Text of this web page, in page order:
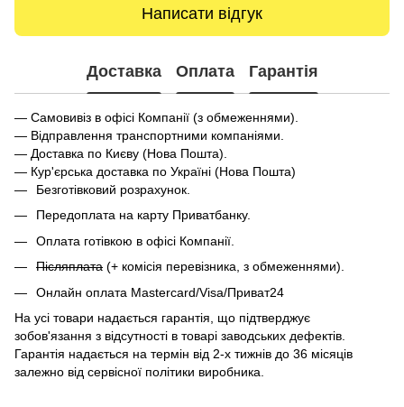
Написати відгук
Доставка Оплата Гарантія
— Самовивіз в офісі Компанії (з обмеженнями).
— Відправлення транспортними компаніями.
— Доставка по Києву (Нова Пошта).
— Кур'єрська доставка по Україні (Нова Пошта)
Безготівковий розрахунок.
Передоплата на карту Приватбанку.
Оплата готівкою в офісі Компанії.
Післяплата (+ комісія перевізника, з обмеженнями).
Онлайн оплата Mastercard/Visa/Приват24
На усі товари надається гарантія, що підтверджує
зобов'язання з відсутності в товарі заводських дефектів.
Гарантія надається на термін від 2-х тижнів до 36 місяців
залежно від сервісної політики виробника.